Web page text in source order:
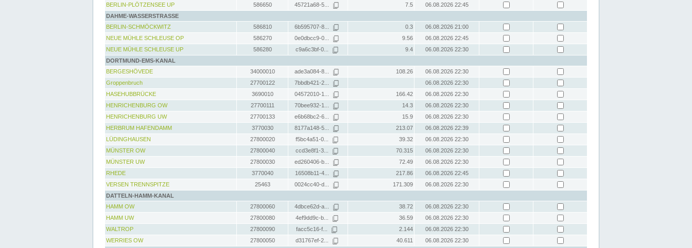
BERLIN-PLÖTZENSEE UP
586650 45721a68-5... 7.5
06.08.2026 22:45
DAHME-WASSERSTRASSE
BERLIN-SCHMÖCKWITZ
586810 6b595707-8... 0.3
06.08.2026 21:00
NEUE MÜHLE SCHLEUSE OP
586270 0e0dbcc9-0... 9.56
06.08.2026 22:45
NEUE MÜHLE SCHLEUSE UP
586280 c9a6c3bf-0... 9.4
06.08.2026 22:30
DORTMUND-EMS-KANAL
BERGESHÖVEDE
34000010 ade3a084-8... 108.26
06.08.2026 22:30
Groppenbruch
27700122 7bbdb421-2...
06.08.2026 22:30
HASEHUBBRÜCKE
3690010 04572010-1... 166.42
06.08.2026 22:30
HENRICHENBURG OW
27700111 70bee932-1... 14.3
06.08.2026 22:30
HENRICHENBURG UW
27700133 e6b68bc2-6... 15.9
06.08.2026 22:30
HERBRUM HAFENDAMM
3770030 8177a148-5... 213.07
06.08.2026 22:39
LÜDINGHAUSEN
27800020 f5bc4a51-0... 39.32
06.08.2026 22:30
MÜNSTER OW
27800040 ccd3e8f1-3... 70.315
06.08.2026 22:30
MÜNSTER UW
27800030 ed260406-b... 72.49
06.08.2026 22:30
RHEDE
3770040 16508b11-4... 217.86
06.08.2026 22:45
VERSEN TRENNSPITZE
25463 0024cc40-d... 171.309
06.08.2026 22:30
DATTELN-HAMM-KANAL
HAMM OW
27800060 4dbce62d-a... 38.72
06.08.2026 22:30
HAMM UW
27800080 4ef9dd9c-b... 36.59
06.08.2026 22:30
WALTROP
27800090 facc5c16-f... 2.144
06.08.2026 22:30
WERRIES OW
27800050 d31767ef-2... 40.611
06.08.2026 22:30